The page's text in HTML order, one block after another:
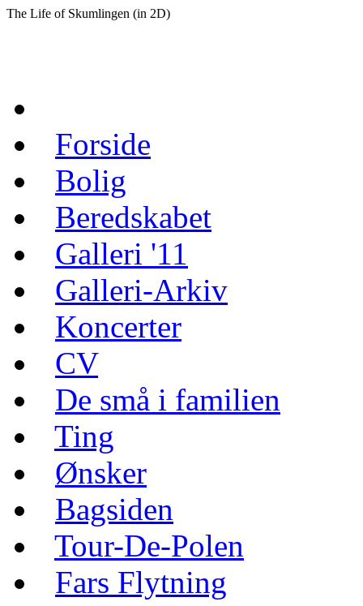
The Life of Skumlingen (in 2D)
Forside
Bolig
Beredskabet
Galleri '11
Galleri-Arkiv
Koncerter
CV
De små i familien
Ting
Ønsker
Bagsiden
Tour-De-Polen
Fars Flytning